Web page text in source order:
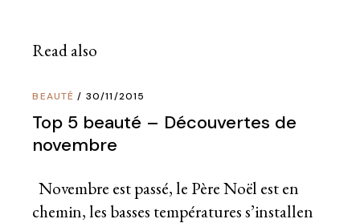
Read also
BEAUTÉ 30/11/2015
Top 5 beauté – Découvertes de
novembre
Novembre est passé, le Père Noël est en
chemin, les basses températures s’installen